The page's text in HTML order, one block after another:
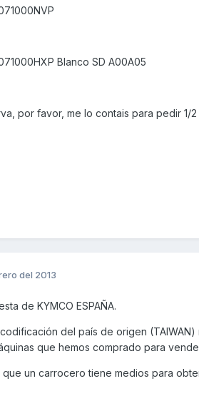
Blanco SD A00A05
por favor, me lo contais para pedir 1/
del 2013
de KYMCO ESPAÑA.
del país de origen (TAIWAN)
que hemos comprado para
un carrocero tiene medios para